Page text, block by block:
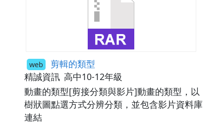
web 剪輯的類型
精誠資訊 高中10-12年級
動畫的類型[剪接分類與影片]動畫的類型，以
樹狀圖點選方式分辨分類，並包含影片資料庫
連結